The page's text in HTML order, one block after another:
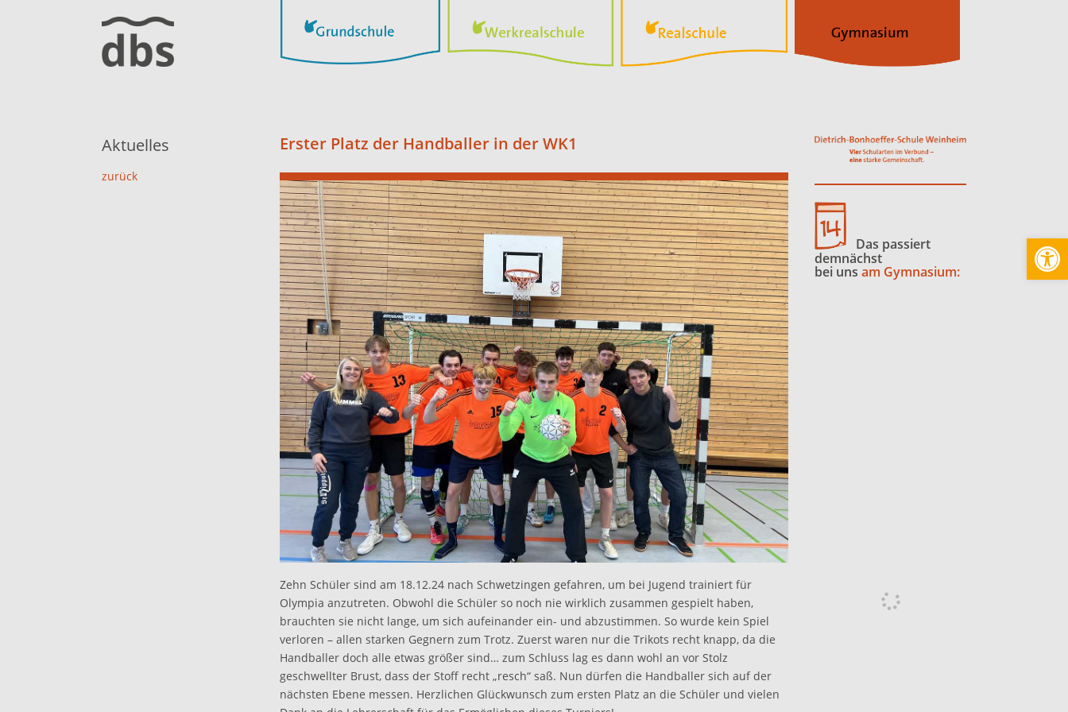
Aktuelles
zurück
Erster Platz der Handballer in der WK1
Zehn Schüler sind am 18.12.24 nach Schwetzingen gefahren, um bei Jugend trainiert für
Olympia anzutreten. Obwohl die Schüler so noch nie wirklich zusammen gespielt haben,
brauchten sie nicht lange, um sich aufeinander ein- und abzustimmen. So wurde kein Spiel
verloren – allen starken Gegnern zum Trotz. Zuerst waren nur die Trikots recht knapp, da die
Handballer doch alle etwas größer sind… zum Schluss lag es dann wohl an vor Stolz
geschwellter Brust, dass der Stoff recht „resch“ saß. Nun dürfen die Handballer sich auf der
nächsten Ebene messen. Herzlichen Glückwunsch zum ersten Platz an die Schüler und vielen
Das passiert
demnächst
bei uns am Gymnasium: